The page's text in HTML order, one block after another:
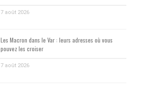
7 août 2026
Les Macron dans le Var : leurs adresses où vous
pouvez les croiser
7 août 2026